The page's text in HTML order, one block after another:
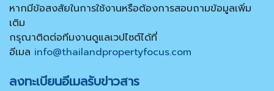
หากมีข้อสงสัยในการใช้งานหรือต้องการสอบถามข้อมูลเพิ่ม
เติม
กรุณาติดต่อทีมงานดูแลเวปไซต์ได้ที่
อีเมล info@thailandpropertyfocus.com
ลงทะเบียนอีเมลรับข่าวสาร